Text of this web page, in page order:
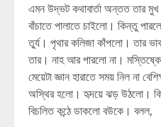
এমন উদ্ভট কথাবার্তা অন্তত তার মুখ
বাঁচাতে পালাতে চাইলো। কিন্তু
তুর্য। পৃথার কলিজা কাঁপলো। তার
তার। নাহ আর পারলো না।
মেয়েটা জ্ঞান হারাতে সময় নিল না
অস্থির হলো। হৃদয়ে ঝড় উঠলো। কি
বিচলিত কন্ঠে ডাকলো বউকে। বলল,